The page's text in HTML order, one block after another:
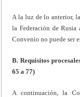
A la luz de lo anterior,
la Federación de
Convenio no puede ser
B. Requisitos
65 a 77)
A continuación, la